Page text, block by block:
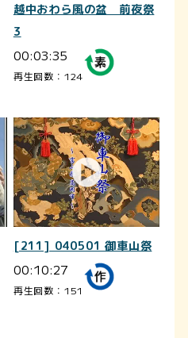
越中おわら風の盆 前夜祭
3
00:03:35
再生回数：124
[211] 040501 御車山祭
00:10:27
再生回数：151